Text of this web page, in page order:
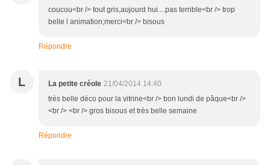
coucou<br /> tout gris,aujourd hui....pas terrible<br /> trop
belle l animation;merci<br /> bisous
Répondre
L La petite créole 21/04/2014 14:40
très belle déco pour la vitrine<br /> bon lundi de pâque<br />
<br /> <br /> gros bisous et très belle semaine
Répondre